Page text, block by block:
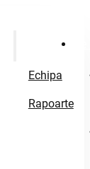
Echipa
Rapoarte